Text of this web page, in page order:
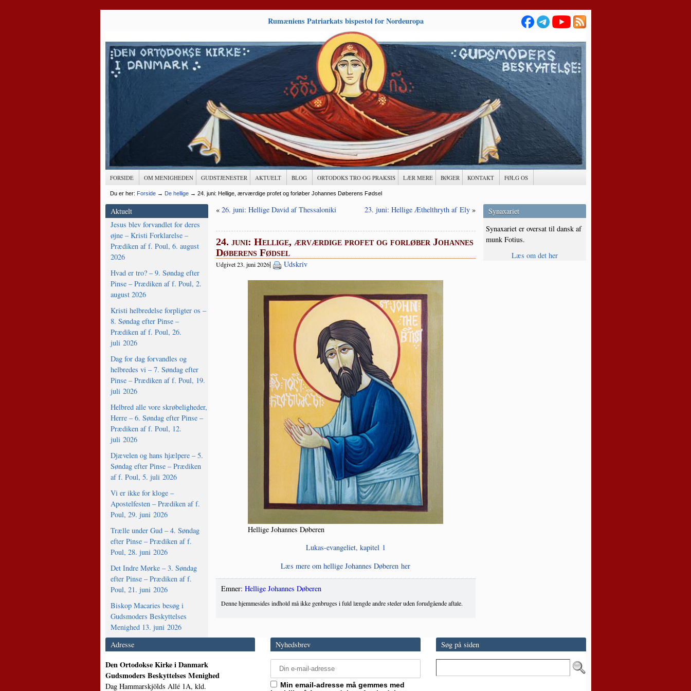
Rumæniens Patriarkats bispestol for Nordeuropa
FORSIDE OM MENIGHEDEN GUDSTJENESTER AKTUELT BLOG ORTODOKS TRO OG PRAKSIS LÆR MERE BØGER KONTAKT FØLG OS
Du er her: Forside→ De hellige→ 24. juni: Hellige, ærværdige profet og forløber Johannes Døberens Fødsel
Aktuelt
Jesus blev forvandlet for deres
øjne – Kristi Forklarelse –
Prædiken af f. Poul, 6. august
2026
Hvad er tro? – 9. Søndag efter
Pinse – Prædiken af f. Poul, 2.
august 2026
Kristi helbredelse forpligter os –
8. Søndag efter Pinse –
Prædiken af f. Poul, 26.
juli 2026
Dag for dag forvandles og
helbredes vi – 7. Søndag efter
Pinse – Prædiken af f. Poul, 19.
juli 2026
Helbred alle vore skrøbeligheder,
Herre – 6. Søndag efter Pinse –
Prædiken af f. Poul, 12.
juli 2026
Djævelen og hans hjælpere – 5.
Søndag efter Pinse – Prædiken
af f. Poul, 5. juli 2026
Vi er ikke for kloge –
Apostelfesten – Prædiken af f.
Poul, 29. juni 2026
Trælle under Gud – 4. Søndag
efter Pinse – Prædiken af f.
Poul, 28. juni 2026
Det Indre Mørke – 3. Søndag
efter Pinse – Prædiken af f.
Poul, 21. juni 2026
Biskop Macaries besøg i
Gudsmoders Beskyttelses
Menighed 13. juni 2026
« 26. juni: Hellige David af Thessaloniki 23. juni: Hellige Æthelthryth af Ely»
24. juni: Hellige, ærværdige profet og forløber Johannes
Døberens Fødsel
Udgivet 23. juni 2026| Udskriv
Hel­li­ge Johan­nes Døberen
Lukas-evan­ge­li­et, kapi­tel 1
Læs mere om hel­li­ge Johan­nes Døbe­ren her
Emner: Hellige Johannes Døberen
Denne hjemmesides indhold må ikke genbruges i fuld længde andre steder uden forudgående aftale.
Synaxariet
Synaxariet er oversat til dansk af
munk Fotius.
Læs om det her
Adresse
Den Ortodokse Kirke i Danmark
Gudsmoders Beskyttelses Menighed
Dag Hammarskjölds Allé 1A, kld.
Nyhedsbrev
Min email-adresse må gemmes med
Søg på siden